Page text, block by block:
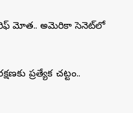
మోత.. అమెరికా సెనెట్‌లో
ప్రత్యేక చట్టం..